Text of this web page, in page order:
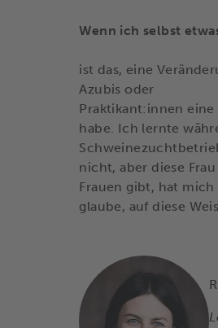
Wenn ich selbst
ist das, eine
Azubis oder
Praktikant:innen
habe. Ich lernte
nicht, aber diese
Frauen gibt, hat
glaube, auf diese